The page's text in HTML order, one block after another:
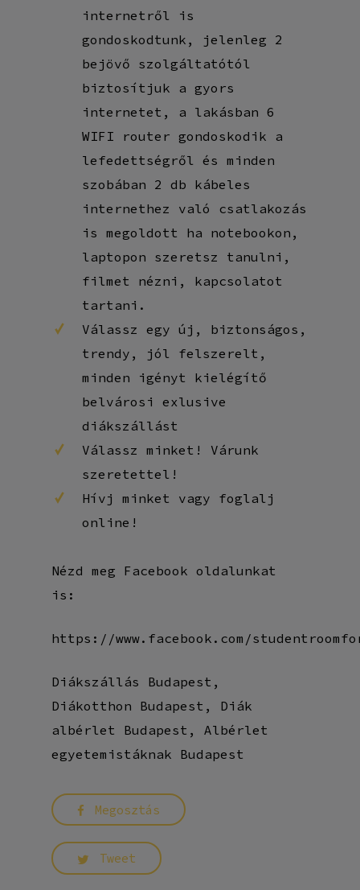
internetről is
gondoskodtunk, jelenleg 2
bejövő szolgáltatótól
biztosítjuk a gyors
internetet, a lakásban 6
WIFI router gondoskodik a
lefedettségről és minden
szobában 2 db kábeles
internethez való csatlakozás
is megoldott ha notebookon,
laptopon szeretsz tanulni,
filmet nézni, kapcsolatot
tartani.
Válassz egy új, biztonságos,
trendy, jól felszerelt,
minden igényt kielégítő
belvárosi exlusive
diákszállást
Válassz minket! Várunk
szeretettel!
Hívj minket vagy foglalj
online!
Nézd meg Facebook oldalunkat
is:
https://www.facebook.com/
Diákszállás Budapest,
Diákotthon Budapest, Diák
albérlet Budapest, Albérlet
egyetemistáknak Budapest
Megosztás
Tweet